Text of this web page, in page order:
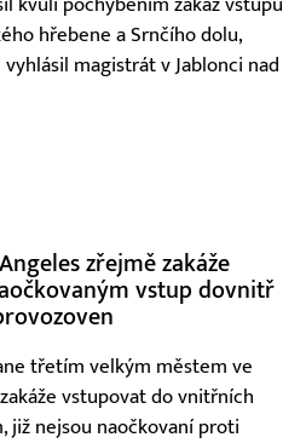
hřebene a Srnčího dolu,
magistrát v Jablonci nad
zřejmě zakáže
vstup dovnitř
třetím velkým městem ve
vstupovat do vnitřních
již nejsou naočkovaní proti